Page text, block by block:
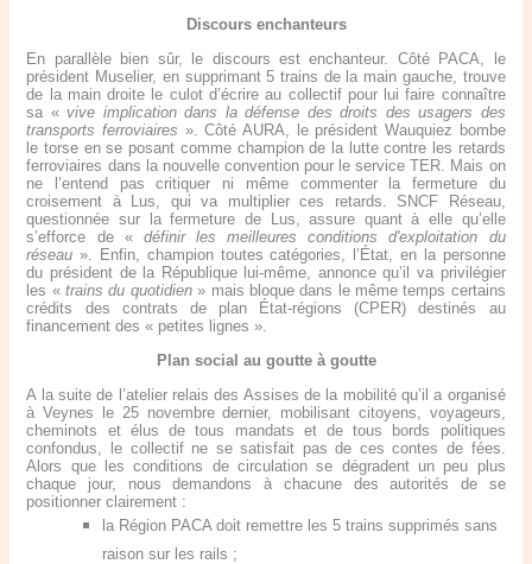
Discours enchanteurs
En parallèle bien sûr, le discours est enchanteur. Côté PACA, le
président Muselier, en supprimant 5 trains de la main gauche, trouve
de la main droite le culot d’écrire au collectif pour lui faire connaître
sa «vive implication dans la défense des droits des usagers des
transports ferroviaires ». Côté AURA, le président Wauquiez bombe
le torse en se posant comme champion de la lutte contre les retards
ferroviaires dans la nouvelle convention pour le service TER. Mais on
ne l’entend pas critiquer ni même commenter la fermeture du
croisement à Lus, qui va multiplier ces retards. SNCF Réseau,
questionnée sur la fermeture de Lus, assure quant à elle qu’elle
s’efforce de « définir les meilleures conditions d'exploitation du
réseau ». Enfin, champion toutes catégories, l’État, en la personne
du président de la République lui-même, annonce qu’il va privilégier
les «trains du quotidien» mais bloque dans le même temps certains
crédits des contrats de plan État-régions (CPER) destinés au
financement des « petites lignes ».
Plan social au goutte à goutte
A la suite de l’atelier relais des Assises de la mobilité qu’il a organisé
à Veynes le 25 novembre dernier, mobilisant citoyens, voyageurs,
cheminots et élus de tous mandats et de tous bords politiques
confondus, le collectif ne se satisfait pas de ces contes de fées.
Alors que les conditions de circulation se dégradent un peu plus
chaque jour, nous demandons à chacune des autorités de se
positionner clairement :
la Région PACA doit remettre les 5 trains supprimés sans
raison sur les rails ;